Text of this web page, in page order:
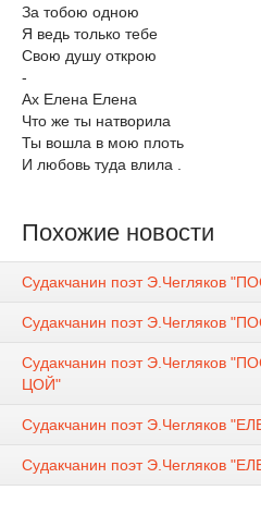
За тобою одною
Я ведь только тебе
Свою душу открою
-
Ах Елена Елена
Что же ты натворила
Ты вошла в мою плоть
И любовь туда влила .
Похожие новости
Судакчанин поэт Э.Чегляков
Судакчанин поэт Э.Чегляков
Судакчанин поэт Э.Чегляков
ЦОЙ"
Судакчанин поэт Э.Чегляков
Судакчанин поэт Э.Чегляков